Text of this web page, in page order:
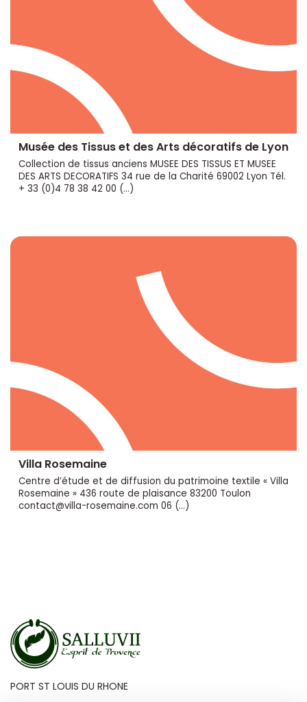
Musée des Tissus et des Arts décoratifs de Lyon
Collection de tissus anciens MUSEE DES TISSUS ET MUSEE
DES ARTS DECORATIFS 34 rue de la Charité 69002 Lyon Tél.
+ 33 (0)4 78 38 42 00 (…)
Villa Rosemaine
Centre d’étude et de diffusion du patrimoine textile « Villa
Rosemaine » 436 route de plaisance 83200 Toulon
contact@villa-rosemaine.com 06 (…)
PORT ST LOUIS DU RHONE